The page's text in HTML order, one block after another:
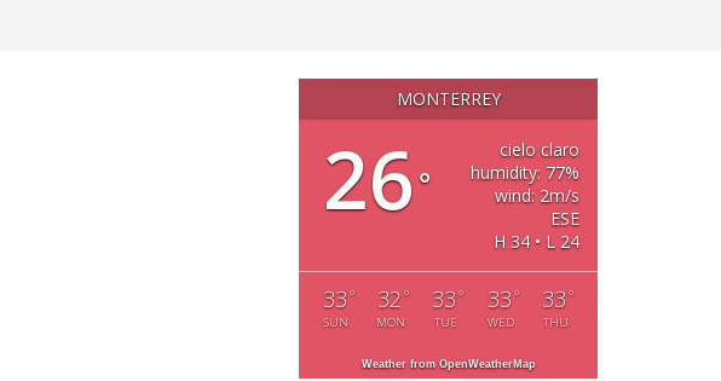
MONTERREY
26°
cielo claro
humidity: 77%
wind: 2m/s
ESE
H 34 • L 24
33°
SUN
32 °
MON
33°
TUE
33°
WED
33°
THU
Weather from OpenWeatherMap